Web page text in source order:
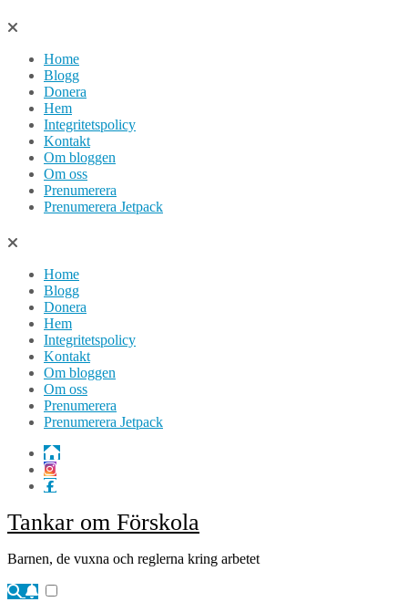
Hoppa
innehållHome
Blogg
Donera
Hem
Integritetspolicy
Kontakt
Om bloggen
Om oss
Prenumerera
Prenumerera Jetpack
Home
Blogg
Donera
Hem
Integritetspolicy
Kontakt
Om bloggen
Om oss
Prenumerera
Prenumerera Jetpack
Tankar om Förskola
Barnen, de vuxna och reglerna kring arbetet